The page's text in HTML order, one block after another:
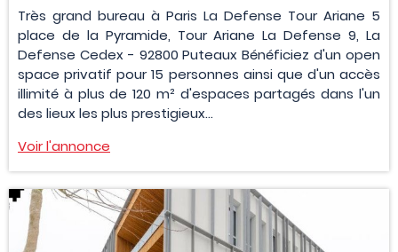
Très grand bureau à Paris La Defense Tour Ariane 5
place de la Pyramide, Tour Ariane La Defense 9, La
Defense Cedex - 92800 Puteaux Bénéficiez d'un open
space privatif pour 15 personnes ainsi que d'un accès
illimité à plus de 120 m² d'espaces partagés dans l'un
des lieux les plus prestigieux...
Voir l'annonce